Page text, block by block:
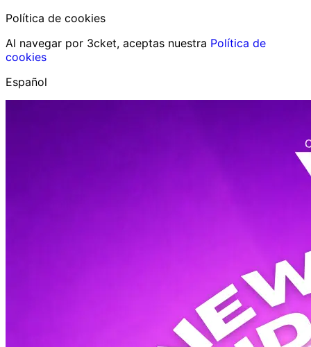
Política de cookies
Al navegar por 3cket, aceptas nuestra Política de
cookies
Español